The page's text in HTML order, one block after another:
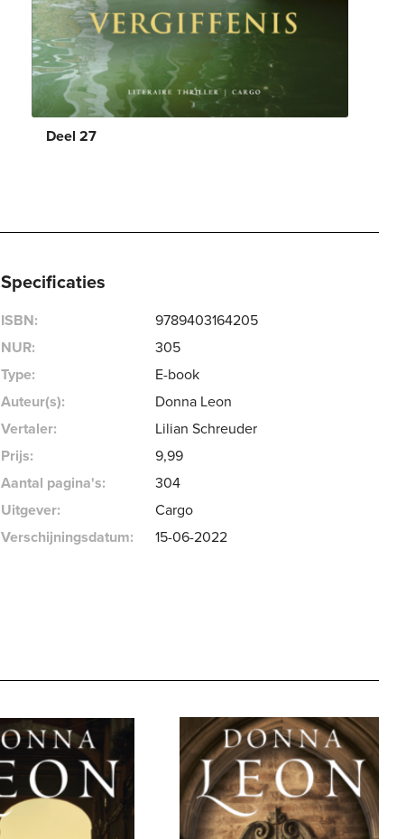
Deel 27
Specificaties
ISBN:
9789403164205
NUR:
305
Type:
E-book
Auteur(s):
Donna Leon
Vertaler:
Lilian Schreuder
Prijs:
9,99
Aantal pagina's:
304
Uitgever:
Cargo
Verschijningsdatum:
15-06-2022